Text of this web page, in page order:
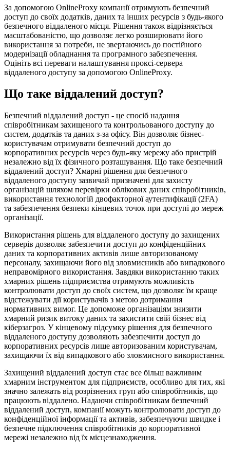
За допомогою OnlineProxy компанії отримують безпечний
доступ до своїх додатків, даних та інших ресурсів з будь-якого
безпечного віддаленого місця. Рішення також відрізняється
масштабованістю, що дозволяє легко розширювати його
використання за потреби, не звертаючись до постійного
модернізації обладнання та програмного забезпечення.
Оцініть всі переваги налаштування проксі-сервера
віддаленого доступу за допомогою OnlineProxy.
Що таке віддалений доступ?
Безпечний віддалений доступ - це спосіб надання
співробітникам захищеного та контрольованого доступу до
систем, додатків та даних з-за офісу. Він дозволяє бізнес-
користувачам отримувати безпечний доступ до
корпоративних ресурсів через будь-яку мережу або пристрій
незалежно від їх фізичного розташування. Що таке безпечний
віддалений доступ? Хмарні рішення для безпечного
віддаленого доступу зазвичай призначені для захисту
організацій шляхом перевірки облікових даних співробітників,
використання технологій двофакторної аутентифікації (2FA)
та забезпечення безпеки кінцевих точок при доступі до мереж
організації.
Використання рішень для віддаленого доступу до захищених
серверів дозволяє забезпечити доступ до конфіденційних
даних та корпоративних активів лише авторизованому
персоналу, захищаючи його від зловмисників або випадкового
неправомірного використання. Завдяки використанню таких
хмарних рішень підприємства отримують можливість
контролювати доступ до своїх систем, що дозволяє їм краще
відстежувати дії користувачів з метою дотримання
нормативних вимог. Це допоможе організаціям знизити
хмарний ризик витоку даних та захистити свій бізнес від
кіберзагроз. У кінцевому підсумку рішення для безпечного
віддаленого доступу дозволяють забезпечити доступ до
корпоративних ресурсів лише авторизованим користувачам,
захищаючи їх від випадкового або зловмисного використання.
Захищений віддалений доступ стає все більш важливим
хмарним інструментом для підприємств, особливо для тих, які
значно залежать від розрізнених груп або співробітників, що
працюють віддалено. Надаючи співробітникам безпечний
віддалений доступ, компанії можуть контролювати доступ до
конфіденційної інформації та активів, забезпечуючи швидке і
безпечне підключення співробітників до корпоративної
мережі незалежно від їх місцезнаходження.